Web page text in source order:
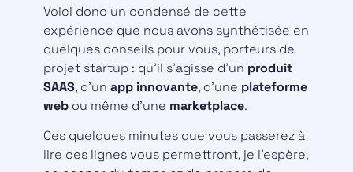
Voici donc un condensé de cette
expérience que nous avons synthétisée en
quelques conseils pour vous, porteurs de
projet startup : qu’il s’agisse d’un produit
SAAS, d’un app innovante, d’une plateforme
webou même d’une marketplace.
Ces quelques minutes que vous passerez à
lire ces lignes vous permettront, je l’espère,